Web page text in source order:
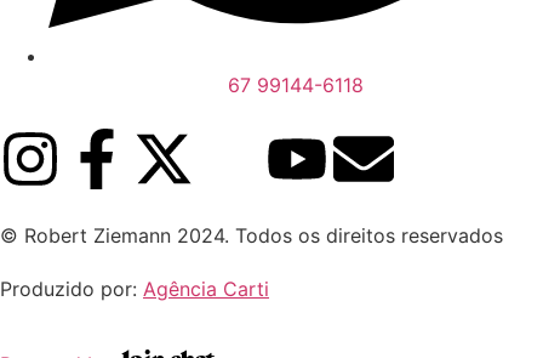
67 99144-6118
© Robert Ziemann 2024. Todos os direitos reservados
Produzido por: Agência Carti